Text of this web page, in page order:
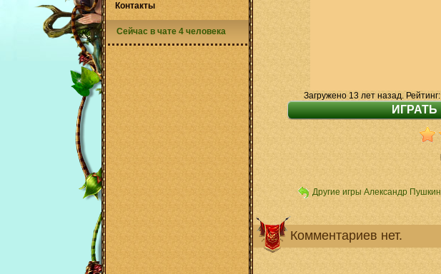
Загружено 13 лет назад. Рейтинг:
Другие игры Александр Пушкин
Комментариев нет.
Контакты
Сейчас в чате 4 человека